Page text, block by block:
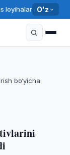
loyihalar O'z
bo‘yicha